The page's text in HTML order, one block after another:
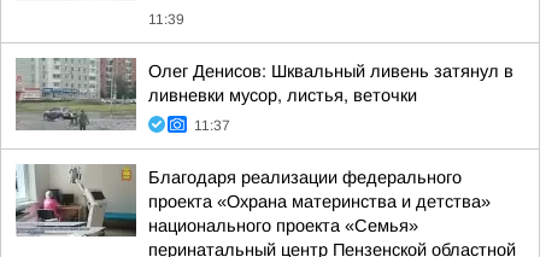
11:39
Олег Денисов: Шквальный ливень затянул в
ливневки мусор, листья, веточки
11:37
Благодаря реализации федерального
проекта «Охрана материнства и детства»
национального проекта «Семья»
перинатальный центр Пензенской областной